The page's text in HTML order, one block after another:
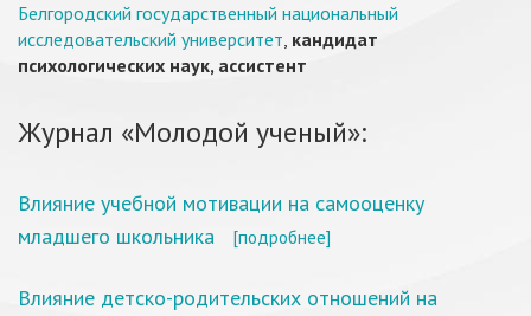
Белгородский государственный национальный
исследовательский университет, кандидат
психологических наук, ассистент
Журнал «Молодой ученый»:
Влияние учебной мотивации на самооценку
младшего школьника
[подробнее]
Влияние детско-родительских отношений на